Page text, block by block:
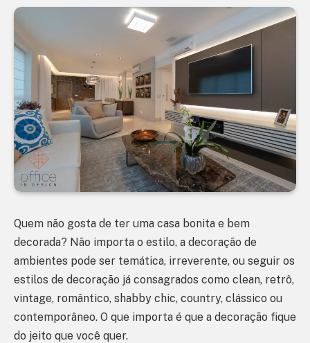
Quem não gosta de ter uma casa bonita e bem
decorada? Não importa o estilo, a decoração de
ambientes pode ser temática, irreverente, ou seguir os
estilos de decoração já consagrados como clean, retrô,
vintage, romântico, shabby chic, country, clássico ou
contemporâneo. O que importa é que a decoração fique
do jeito que você quer.